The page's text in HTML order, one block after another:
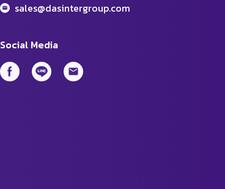
Social Media
sales@dasintergroup.com